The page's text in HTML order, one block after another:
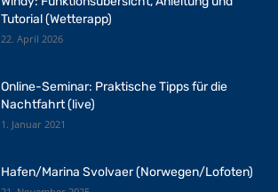
Tutorial (Wetterapp)
22. April 2026
Online-Seminar: Praktische Tipps für die
Nachtfahrt (live)
1. Januar 2021
Hafen/Marina Svolvaer (Norwegen/Lofoten)